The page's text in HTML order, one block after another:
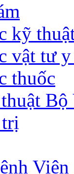
kỹ
vật tư
thuốc
Bộ
Viện